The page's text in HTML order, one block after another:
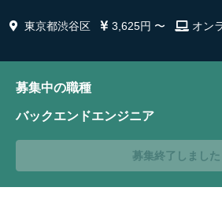
東京都渋谷区 3,625円 〜 オン
募集中の職種
バックエンドエンジニア
募集終了しました